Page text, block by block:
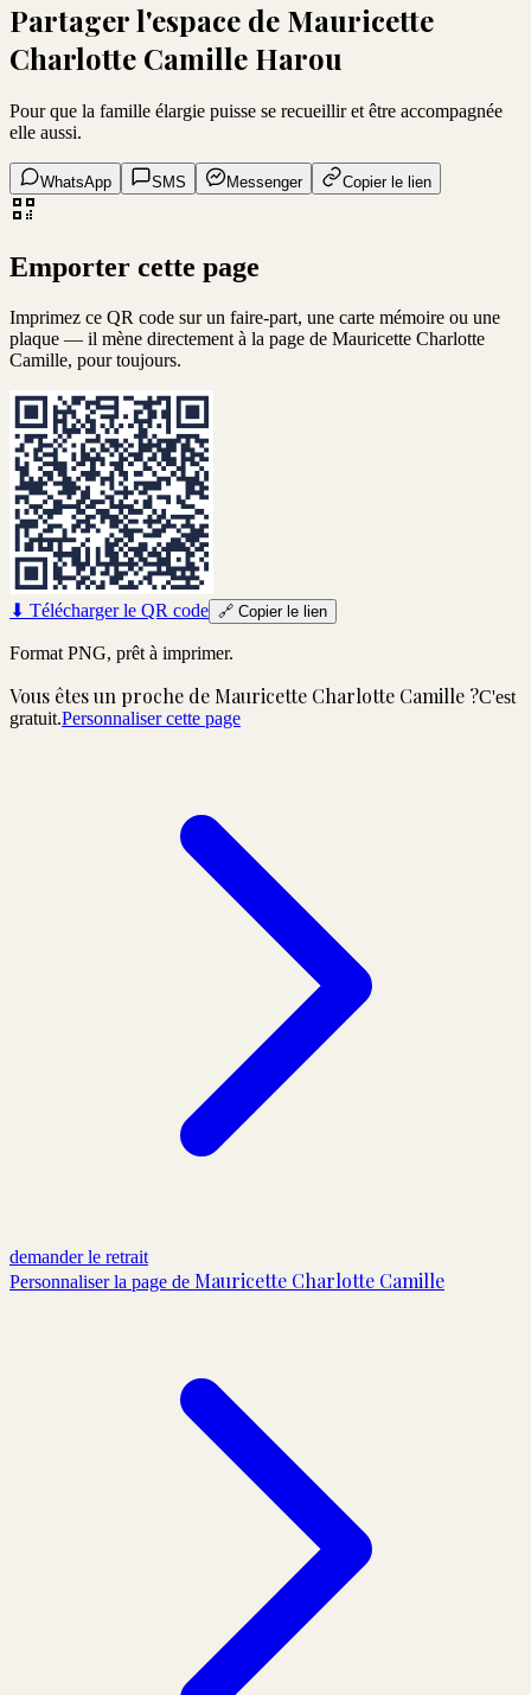
Partager l'espace de Mauricette
Charlotte Camille Harou
Pour que la famille élargie puisse se recueillir et être accompagnée
elle aussi.
WhatsApp SMS Messenger Copier le lien
Emporter cette page
Imprimez ce QR code sur un faire-part, une carte mémoire ou une
plaque — il mène directement à la page de Mauricette Charlotte
Camille, pour toujours.
⬇ Télécharger le QR code 🔗 Copier le lien
Format PNG, prêt à imprimer.
Vous êtes un proche de Mauricette Charlotte Camille ?C'est
gratuit.Personnaliser cette page
demander le retrait
Personnaliser la page de Mauricette Charlotte Camille